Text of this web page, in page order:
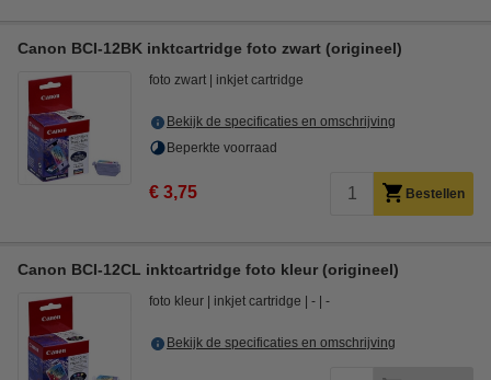
Canon BCI-12BK inktcartridge foto zwart (origineel)
foto zwart inkjet cartridge
Bekijk de specificaties en omschrijving
Beperkte voorraad
€ 3,75 Bestellen
Canon BCI-12CL inktcartridge foto kleur (origineel)
foto kleur inkjet cartridge - -
Bekijk de specificaties en omschrijving